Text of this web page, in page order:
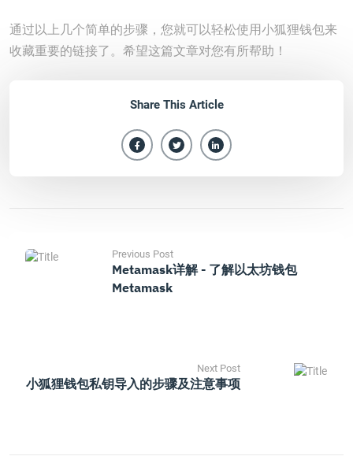
通过以上几个简单的步骤，您就可以轻松使用小狐狸钱包来
收藏重要的链接了。希望这篇文章对您有所帮助！
Share This Article
Previous Post
Metamask详解 - 了解以太坊钱包
Metamask
Next Post
小狐狸钱包私钥导入的步骤及注意事项